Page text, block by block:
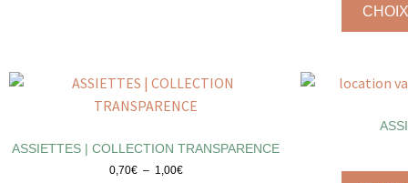
ASSIETTES | COLLECTION TRANSPARENCE
0,70€ – 1,00€